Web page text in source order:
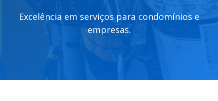
Excelência em serviços para condomínios e
empresas.